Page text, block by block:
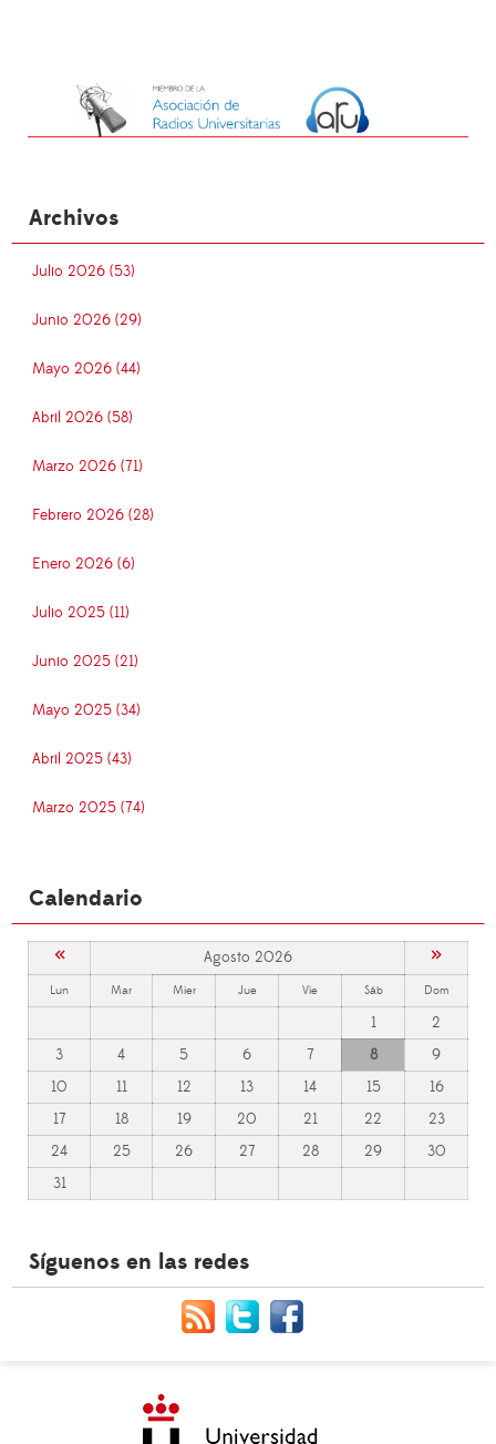
Archivos
Julio 2026 (53)
Junio 2026 (29)
Mayo 2026 (44)
Abril 2026 (58)
Marzo 2026 (71)
Febrero 2026 (28)
Enero 2026 (6)
Julio 2025 (11)
Junio 2025 (21)
Mayo 2025 (34)
Abril 2025 (43)
Marzo 2025 (74)
Calendario
« Agosto 2026 »
Lun Mar Mier Jue Vie Sáb Dom
1
2
3
4 5 6 7 8
9
10
11 12 13 14 15
16
17
18 19 20 21 22
23
24
25 26 27 28 29
30
31
Síguenos en las redes